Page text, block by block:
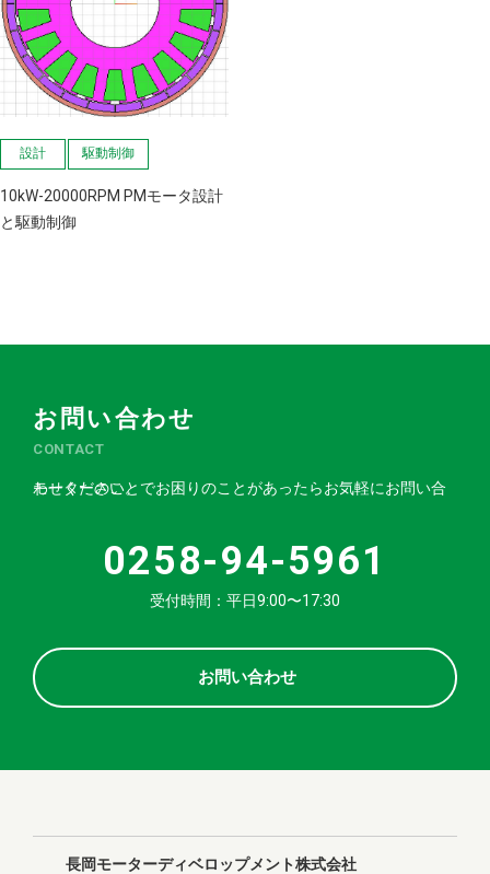
設計 駆動制御
10kW-20000RPM PMモータ設計
と駆動制御
お問い合わせ
CONTACT
モーターのことでお困りのことがあったらお気軽にお問い合わせください。
0258-94-5961
受付時間：平日9:00〜17:30
お問い合わせ
長岡モーターディベロップメント株式会社